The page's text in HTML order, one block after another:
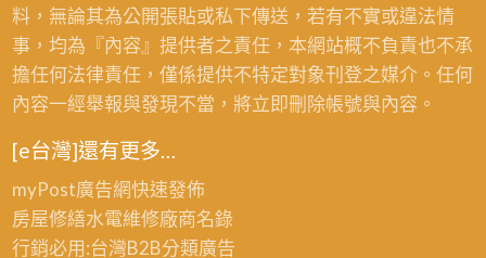
料，無論其為公開張貼或私下傳送，若有不實或違法情
事，均為『內容』提供者之責任，本網站概不負責也不承
擔任何法律責任，僅係提供不特定對象刊登之媒介。任何
內容一經舉報與發現不當，將立即刪除帳號與內容。
[e台灣]還有更多…
myPost廣告網快速發佈
房屋修繕水電維修廠商名錄
行銷必用:台灣B2B分類廣告